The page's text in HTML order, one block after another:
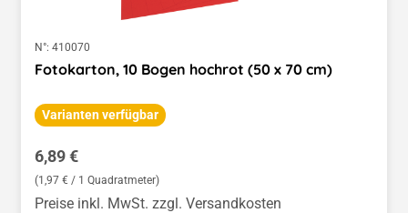
N°: 410070
Fotokarton, 10 Bogen hochrot (50 x 70 cm)
Varianten verfügbar
Regulärer Preis:
6,89 €
(1,97 € / 1 Quadratmeter)
Preise inkl. MwSt. zzgl. Versandkosten